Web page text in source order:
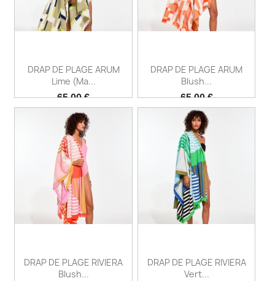
DRAP DE PLAGE ARUM
Lime (Ma...
Prix
65,00 €
DRAP DE PLAGE ARUM
Blush...
Prix
65,00 €
DRAP DE PLAGE RIVIERA
Blush...
DRAP DE PLAGE RIVIERA
Vert...